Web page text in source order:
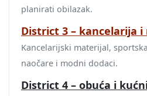
planirati obilazak.
District 3 – kancelarija i
Kancelarijski materijal,
naočare i modni dodaci.
District 4 – obuća i